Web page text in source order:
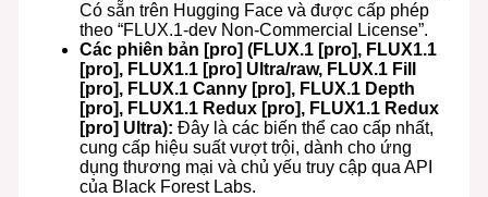
Có sẵn trên Hugging Face và được cấp phép
theo “FLUX.1-dev Non-Commercial License”.
Các phiên bản [pro] (FLUX.1 [pro], FLUX1.1
[pro], FLUX1.1 [pro] Ultra/raw, FLUX.1 Fill
[pro], FLUX.1 Canny [pro], FLUX.1 Depth
[pro], FLUX1.1 Redux [pro], FLUX1.1 Redux
[pro] Ultra): Đây là các biến thể cao cấp nhất,
cung cấp hiệu suất vượt trội, dành cho ứng
dụng thương mại và chủ yếu truy cập qua API
của Black Forest Labs.